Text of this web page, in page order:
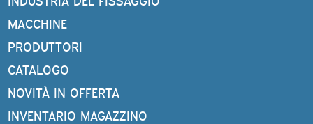
MACCHINE
PRODUTTORI
CATALOGO
NOVITÀ IN OFFERTA
INVENTARIO MAGAZZINO